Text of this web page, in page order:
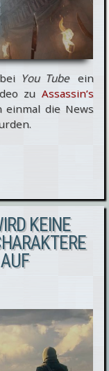
You Tube ein
zu Assassin’s
die News
KEINE